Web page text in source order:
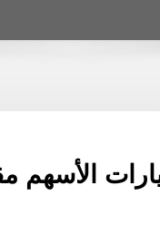
الأسهم